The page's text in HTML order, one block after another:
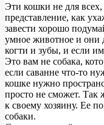
Эти кошки не для всех,
представление, как
завести хорошо
умное животное и они
когти и зубы, и если
Это вам не собака,
если саванне что-то
кошке нужно
просто не сможет. Так
к своему хозяину. Ее
собаки.